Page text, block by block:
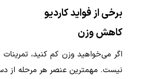
برخی از فواید کاردیو
کاهش وزن
اگر می‌خواهید وزن کم کنید، تمرینات
نیست. مهمترین عنصر هر مرحله از